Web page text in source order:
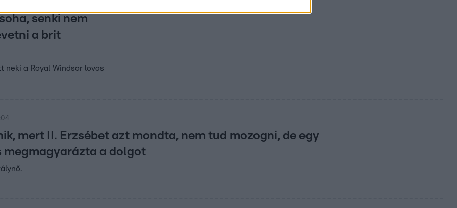
senki nem
a brit
neki a Royal Windsor lovas
mert II. Erzsébet azt mondta, nem tud mozogni, de egy
megmagyarázta a dolgot